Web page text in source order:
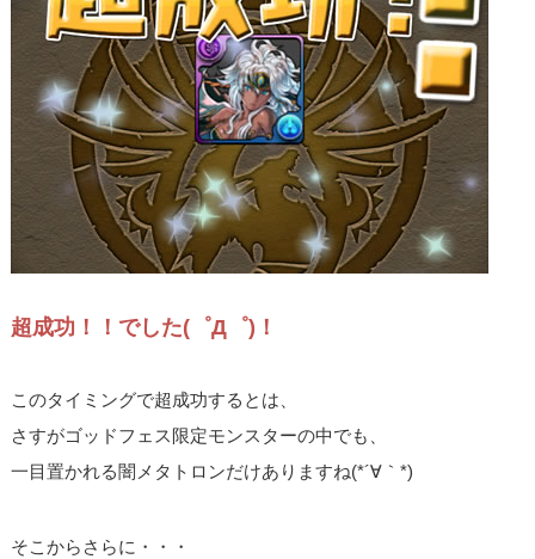
超成功！！でした(゜Д゜)！
このタイミングで超成功するとは、
さすがゴッドフェス限定モンスターの中でも、
一目置かれる闇メタトロンだけありますね(*´∀｀*)
そこからさらに・・・